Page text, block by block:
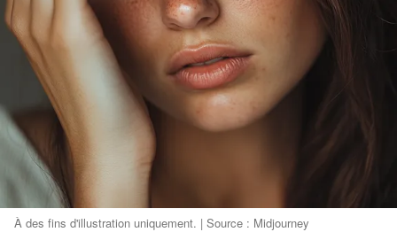
À des fins d'illustration uniquement. | Source : Midjourney